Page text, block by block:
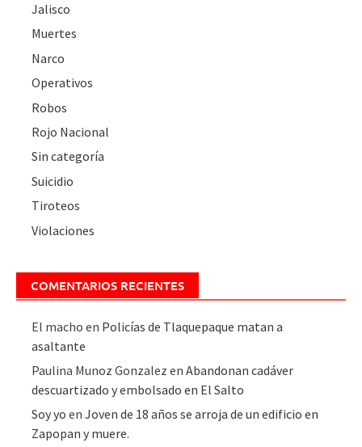
Jalisco
Muertes
Narco
Operativos
Robos
Rojo Nacional
Sin categoría
Suicidio
Tiroteos
Violaciones
COMENTARIOS RECIENTES
El macho en Policías de Tlaquepaque matan a
asaltante
Paulina Munoz Gonzalez enAbandonan cadáver
descuartizado y embolsado en El Salto
Soy yo enJoven de 18 años se arroja de un edificio en
Zapopan y muere.